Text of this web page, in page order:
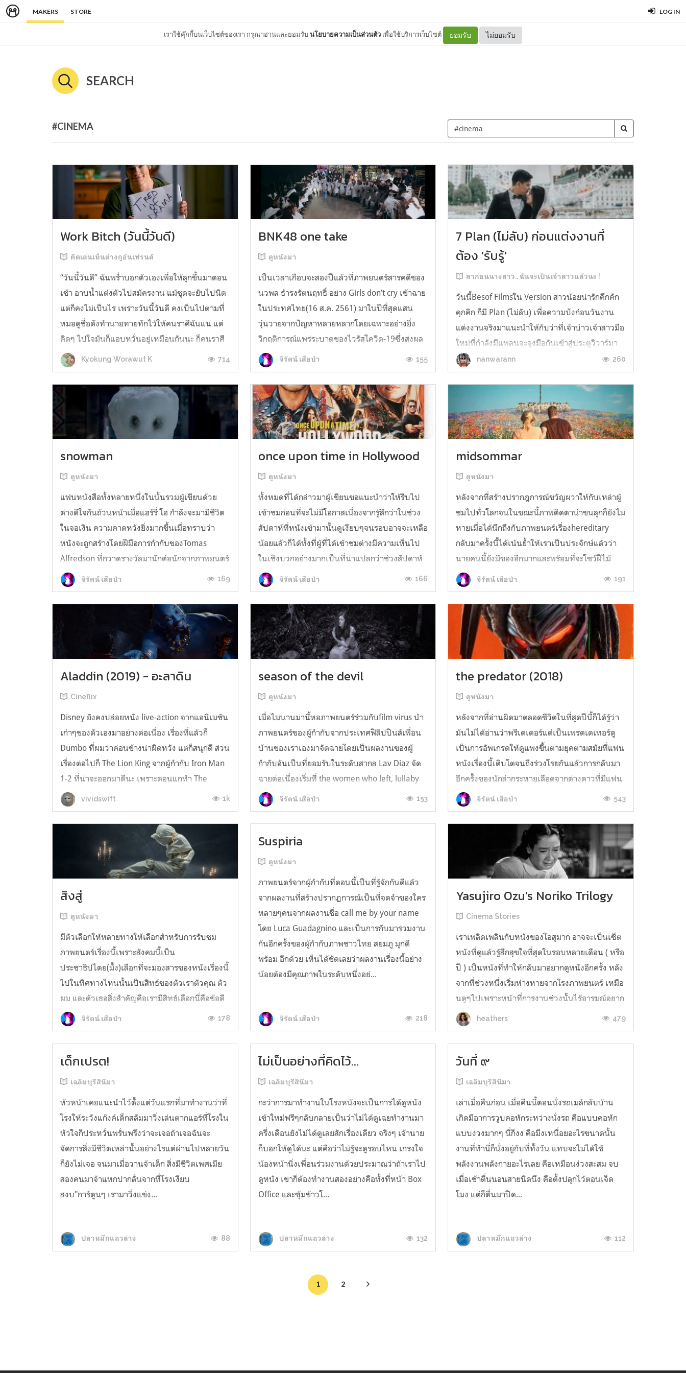
MAKERS STORE LOG IN
เราใช้คุ๊กกี้บนเว็บไซต์ของเรา กรุณาอ่านและยอมรับนโยบายความเป็นส่วนตัว เพื่อใช้บริการเว็บไซต์ ยอมรับ ไม่ยอมรับ
SEARCH
#CINEMA
Work Bitch (วันนี้วันดี)
คิดเล่นเห็นต่างกูอันเฟรนด์
“วันนี้วันดี” ฉันพร่ำบอกตัวเองเพื่อให้ลุกขึ้นมาตอน
เช้า อาบน้ำแต่งตัวไปสมัครงาน แม้ชุดจะยับไปนิด
แต่ก็คงไม่เป็นไร เพราะวันนี้วันดี คงเป็นไปตามที่
หมอดูชื่อดังทำนายทายทักไว้ให้คนราศีฉันแน่ แต่
คิดๆ ไปใจมันก็แอบหวั่นอยู่เหมือนกันนะ ก็คนราศี
เดียวกับฉันมันมีตั้งหลายคน ทุกคนจะมีโชคลาภ
ชะตากรรมเหมือนกันไปหม...
Kyokung Worawut K 714
BNK48 one take
ดูหนังมา
เป็นเวลาเกือบจะสองปีแล้วที่ภาพยนตร์สารคดีของ
นวพล ธำรงรัตนฤทธิ์ อย่าง Girls don’t cry เข้าฉาย
ในประทศไทย(16 ส.ค. 2561) มาในปีที่สุดแสน
วุ่นวายจากปัญหาหลายหลากโดยเฉพาะอย่างยิ่ง
วิกฤติการณ์แพร่ระบาดของไวรัสโควิด-19ซึ่งส่งผล
กับทุกส่วนของสังคมแม้แต่ภาพยนตร์มากมายก็ต้อง
เลื่อนกันเป็นแถบ สารคดีจากฝีมือ มนัสน...
จิรัตน์ เสือป่า 155
7 Plan (ไม่ลับ) ก่อนแต่งงานที่
ต้อง 'รับรู้'
ลาก่อนนางสาว.. ฉันจะเป็นเจ้าสาวแล้วนะ !
วันนี้Besof Filmsใน Version สาวน้อยน่ารักคึกคัก
คุกคิก ก็มี Plan (ไม่ลับ) เพื่อความปังก่อนวันงาน
แต่งงานจริงมาแนะนำให้กับว่าที่เจ้าบ่าวเจ้าสาวมือ
ใหม่ที่กำลังมีแพลนจะจูงมือกันเข้าสู่ประตูวิวาร์มา
ให้ชมกันค่ะ "หลายท่านอาจยังอยู่ในช่วงวังวนแห่ง
ความรักกก โลกทั้งใบกลายเป็นสีชมพูและยังงง ๆ
nanwarann 260
snowman
ดูหนังมา
แฟนหนังสือทั้งหลายหนึ่งในนั้นรวมผู้เขียนด้วย
ต่างดีใจกันถ้วนหน้าเมื่อแฮร์รี่ โฮ กำลังจะมามีชีวิต
ในจอเงิน ความคาดหวังยิ่งมากขึ้นเมื่อทราบว่า
หนังจะถูกสร้างโดยฝีมือการกำกับของTomas
Alfredson ที่กวาดรางวัลมานักต่อนักจากภาพยนตร์
ที่เป็นทั้งขวัญใจคอหนังและนักวิจารณ์อย่างเช่นlet
the right one in, tink...
จิรัตน์ เสือป่า 169
once upon time in Hollywood
ดูหนังมา
ทั้งหมดที่ได้กล่าวมาผู้เขียนขอแนะนำว่าให้รีบไป
เข้าชมก่อนที่จะไม่มีโอกาสเนื่องจากรู้สึกว่าในช่วง
สัปดาห์ที่หนังเข้ามานั้นดูเงียบๆจนรอบอาจจะเหลือ
น้อยแล้วก็ได้ทั้งที่ผู้ที่ได้เข้าชมต่างมีความเห็นไป
ในเชิงบวกอย่างมากเป็นที่น่าแปลกว่าช่วงสัปดาห์
ที่ผ่านมากลับไม่มีการพูดถึงมากเท่าที่ควร เพราะ
ฉะนั้นรีบไปดู...
จิรัตน์ เสือป่า 166
midsommar
ดูหนังมา
หลังจากที่สร้างปรากฎการณ์ขวัญผวาให้กับเหล่าผู้
ชมไปทั่วโลกจนในขณะนี้ภาพติดตาน่าขนลุกก็ยังไม่
หายเมื่อได้นึกถึงกับภาพยนตร์เรื่องhereditary
กลับมาครั้งนี้ได้เน้นย้ำให้เราเป็นประจักษ์แล้วว่า
นายคนนี้ยังมีของอีกมากและพร้อมที่จะโชว์ฝีไม้
ลายมือให้เราได้ประหลาดใจอีกเป็นแน่ เมื่อได้รับ
ชมความประทับใจที่ยั...
จิรัตน์ เสือป่า 191
Aladdin (2019) - อะลาดิน
Cineflix
Disney ยังคงปล่อยหนัง live-action จากแอนิเมชัน
เก่าๆของตัวเองมาอย่างต่อเนื่อง เรื่องที่แล้วก็
Dumbo ที่ผมว่าค่อนข้างน่าผิดหวัง แต่ก็สนุกดี ส่วน
เรื่องต่อไปก็ The Lion King จากผู้กำกับ Iron Man
1-2 ที่น่าจะออกมาดีนะ เพราะตอนแกทำ The
Jungle Book ฉบับคนแสดงก็สนุกมากๆ ส่วนเรื่องนี้
คนเค้าก็กังขาอยู่ว่า ...
vividswift 1k
season of the devil
ดูหนังมา
เมื่อไม่นานมานี้หอภาพยนตร์ร่วมกับfilm virus นำ
ภาพยนตร์ของผู้กำกับจากประเทศฟิลิปปินส์เพื่อน
บ้านของเราเองมาจัดฉายโดยเป็นผลงานของผู้
กำกับอันเป็นที่ยอมรับในระดับสากล Lav Diaz จัด
ฉายต่อเนื่องเริ่มที่ิ the women who left, lullaby
to the sorrowful mystery, season of the devil
3ชั่วโมงซึ่งเป็นเรื่องที่มีควา...
จิรัตน์ เสือป่า 153
the predator (2018)
ดูหนังมา
หลังจากที่อ่านผิดมาตลอดชีวิตในที่สุดปีนี้ก็ได้รู้ว่า
มันไม่ได้อ่านว่าพรีเดเตอร์แต่เป็นเพรดเดเทอร์ดู
เป็นการอัพเกรดให้ดูแพงขึ้นตามยุคตามสมัยที่แฟน
หนังเรื่องนี้เติบโตจนถึงร่วงโรยกันแล้วการกลับมา
อีกครั้งของนักล่ากระหายเลือดจากต่างดาวที่มีแฟน
เดนตายอยู่รอบโลกผนวกรวมกับผู้กำกับมากฝีมือที่
มีผลงานกวนบาทาในอดี...
จิรัตน์ เสือป่า 543
สิงสู่
ดูหนังมา
มีตัวเลือกให้หลายทางให้เลือกสำหรับการรับชม
ภาพยนตร์เรื่องนี้เพราะสังคมนี้เป็น
ประชาธิปไตย(มั้ง)เลือกที่จะมองสารของหนังเรื่องนี้
ไปในทิศทางไหนนั้นเป็นสิทธ์ของตัวเราตัวคุณ ตัว
ผม และตัวเธอสิ่งสำคัญคือเรามีสิทธ์เลือกนี่คือข้อดี
ของโลกภาพยนตร์เพราะบางทีในชีวิตจริงเรายัง
ไม่มีสิทธิ์เลือกเลย...
จิรัตน์ เสือป่า 178
Suspiria
ดูหนังมา
ภาพยนตร์จากผู้กำกับที่ตอนนี้เป็นที่รู้จักกันดีแล้ว
จากผลงานที่สร้างปรากฏการณ์เป็นที่จดจำของใคร
หลายๆคนจากผลงานชื่อ call me by your name
โดย Luca Guadagnino และเป็นการกับมาร่วมงาน
กันอีกครั้งของผู้กำกับภาพชาวไทย สยมภู มุกดี
พร้อม อีกด้วย เห็นได้ชัดเลยว่าผลงานเรื่องนี้อย่าง
น้อยต้องมีคุณภาพในระดับหนึ่งอย่...
จิรัตน์ เสือป่า 218
Yasujiro Ozu's Noriko Trilogy
Cinema Stories
เราเพลิดเพลินกับหนังของโอสุมาก อาจจะเป็นเซ็ต
หนังที่ดูแล้วรู้สึกสุขใจที่สุดในรอบหลายเดือน ( หรือ
ปี ) เป็นหนังที่ทำให้กลับมาอยากดูหนังอีกครั้ง หลัง
จากที่ช่วงหนึ่งเริ่มห่างหายจากโรงภาพยนตร์ เหมือ
นดูๆไปเพราะหน้าที่การงานช่วงนั้นไร้อารมณ์อยาก
ดูหนังใดใดทั้งสิ้น แผ่นเรื่องเก่าๆที่ซื้อมาเก็บไว้แต่
ยังไม่ได้...
heathers 479
เด็กเปรต!
เฉลิมบุรีสินีมา
หัวหน้าเคยแนะนำไว้ตั้งแต่วันแรกที่มาทำงานว่าที่
โรงให้ระวังแก๊งค์เด็กสลัมมาวิ่งเล่นตากแอร์ที่โรงใน
หัวใจก็ประหวั่นพรั่นพรึงว่าจะเจอถ้าเจอฉันจะ
จัดการสิ่งมีชีวิตเหล่านั้นอย่างไรแต่ผ่านไปหลายวัน
ก็ยังไม่เจอ จนมาเมื่อวานจ้าเด็ก สิ่งมีชีวิตเพศเมีย
สองคนมาจ้าแหกปากลั่นจากที่โรงเงียบ
สงบ"การ์ตูนๆ เรามาวิ่งแข่ง...
ปลาหมึกแถวล่าง 88
ไม่เป็นอย่างที่คิดไว้...
เฉลิมบุรีสินีมา
กะว่าการมาทำงานในโรงหนังจะเป็นการได้ดูหนัง
เข้าใหม่ฟรีๆกลับกลายเป็นว่าไม่ได้ดูเฉยทำงานมา
ครึ่งเดือนยังไม่ได้ดูเลยสักเรื่องเดียว จริงๆ เจ้านาย
ก็บอกให้ดูได้นะ แต่คือว่าไม่รู้จะดูรอบไหน เกรงใจ
น้องหน้านิ่งเพื่อนร่วมงานด้วยประมาณว่าถ้าเราไป
ดูหนัง เขาก็ต้องทำงานสองอย่างคือทั้งที่หน้า Box
Office และซุ้มข้าวโ...
ปลาหมึกแถวล่าง 132
วันที่ ๙
เฉลิมบุรีสินีมา
เล่าเมื่อคืนก่อน เมื่อคืนนี้ตอนนั่งรถเมล์กลับบ้าน
เกิดมีอาการวูบคอหักระหว่างนั่งรถ คือแบบคอหัก
แบบง่วงมากๆ นี่ก็งง คือมึงเหนื่อยอะไรขนาดนั้น
งานที่ทำนี่ก็นั่งอยู่กับที่ทั้งวัน แทบจะไม่ได้ใช้
พลังงานพลังกายอะไรเลย คือเหมือนง่วงสะสม จบ
เมื่อเช้าตื่นนอนสายนิดนึง คือตั้งปลุกไว้ตอนเจ็ด
โมง แต่ก็ตื่นมาปิด...
ปลาหมึกแถวล่าง 112
1 2